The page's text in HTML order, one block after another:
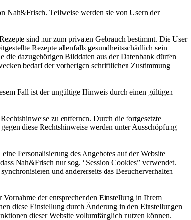
Nah&Frisch. Teilweise werden sie von Usern der
sind nur zum privaten Gebrauch bestimmt. Die User
Rezepte allenfalls gesundheitsschädlich sein
dazugehörigen Bilddaten aus der Datenbank dürfen
bedarf der vorherigen schriftlichen Zustimmung
Fall ist der ungültige Hinweis durch einen gültigen
zu entfernen. Durch die fortgesetzte
diese Rechtshinweise werden unter Ausschöpfung
Personalisierung des Angebotes auf der Website
Nah&Frisch nur sog. “Session Cookies” verwendet.
und andererseits das Besucherverhalten
der entsprechenden Einstellung in Ihrem
diese Einstellung durch Änderung in den Einstellungen
dieser Website vollumfänglich nutzen können.